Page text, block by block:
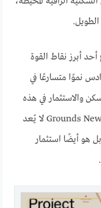
الطويل.
أبرز نقاط القوة
نموًا متسارعًا في
والاستثمار في هذه
المنطقة. وبذلك، فإن اقتناء وحدة في Grounds New Cairo لا يُعد
هو أيضًا استثمار